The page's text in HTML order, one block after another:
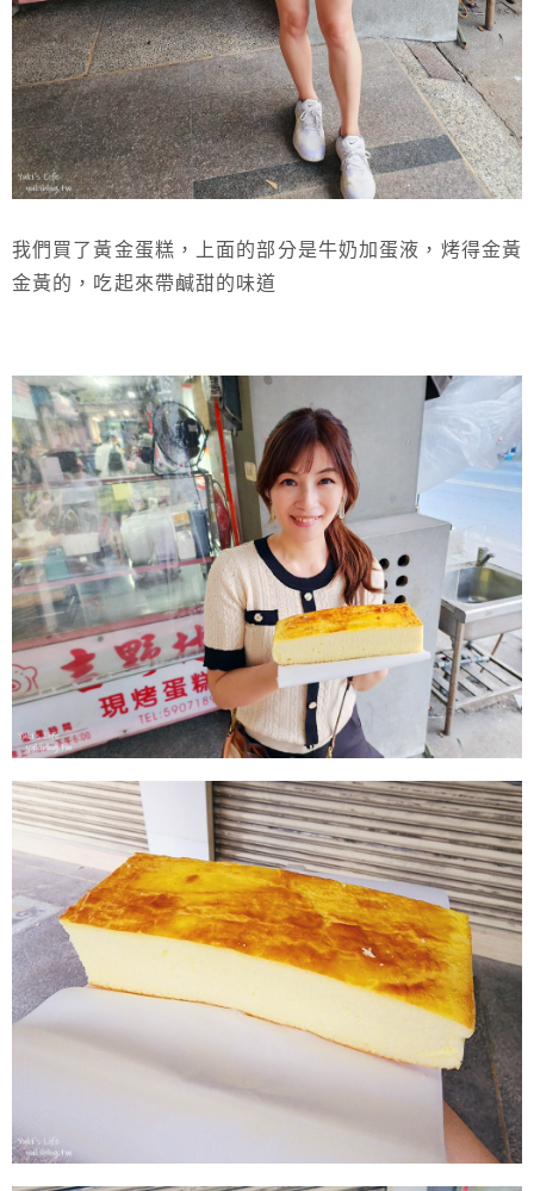
我們買了黃金蛋糕，上面的部分是牛奶加蛋液，烤得金黃
金黃的，吃起來帶鹹甜的味道